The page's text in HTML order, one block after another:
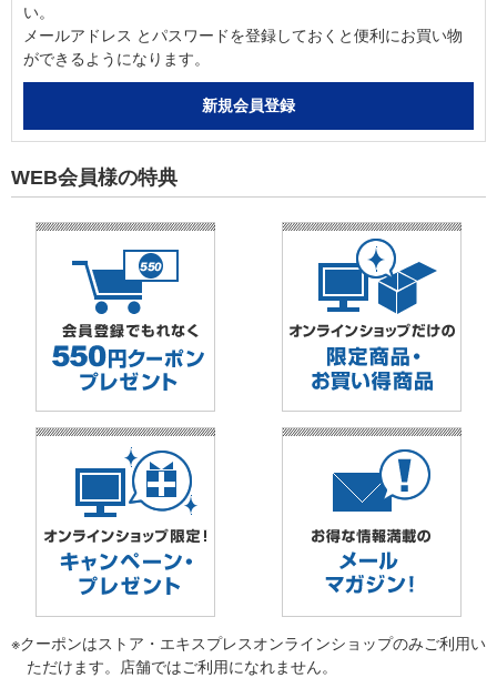
い。
メールアドレス とパスワードを登録しておくと便利にお買い物
ができるようになります。
WEB会員様の特典
※クーポンはストア・エキスプレスオンラインショップのみご利用い
ただけます。店舗ではご利用になれません。